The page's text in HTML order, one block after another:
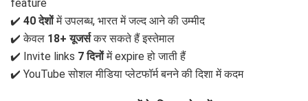
feature
✔️ 40 देशोंमें उपलब्ध, भारत में जल्द आने की उम्मीद
✔️ केवल 18+ यूजर्सकर सकते हैं इस्तेमाल
✔️ Invite links 7 दिनोंमें expire हो जाती हैं
✔️ YouTube सोशल मीडिया प्लेटफॉर्म बनने की दिशा में कदम